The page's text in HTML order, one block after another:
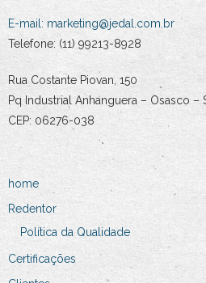
E-mail: marketing@jedal.com.br
Telefone: (11) 99213-8928
Rua Costante Piovan, 150
Pq Industrial Anhanguera – Osasco –
CEP: 06276-038
home
Redentor
Política da Qualidade
Certificações